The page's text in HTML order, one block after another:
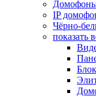
IP
Чёрно-
показать